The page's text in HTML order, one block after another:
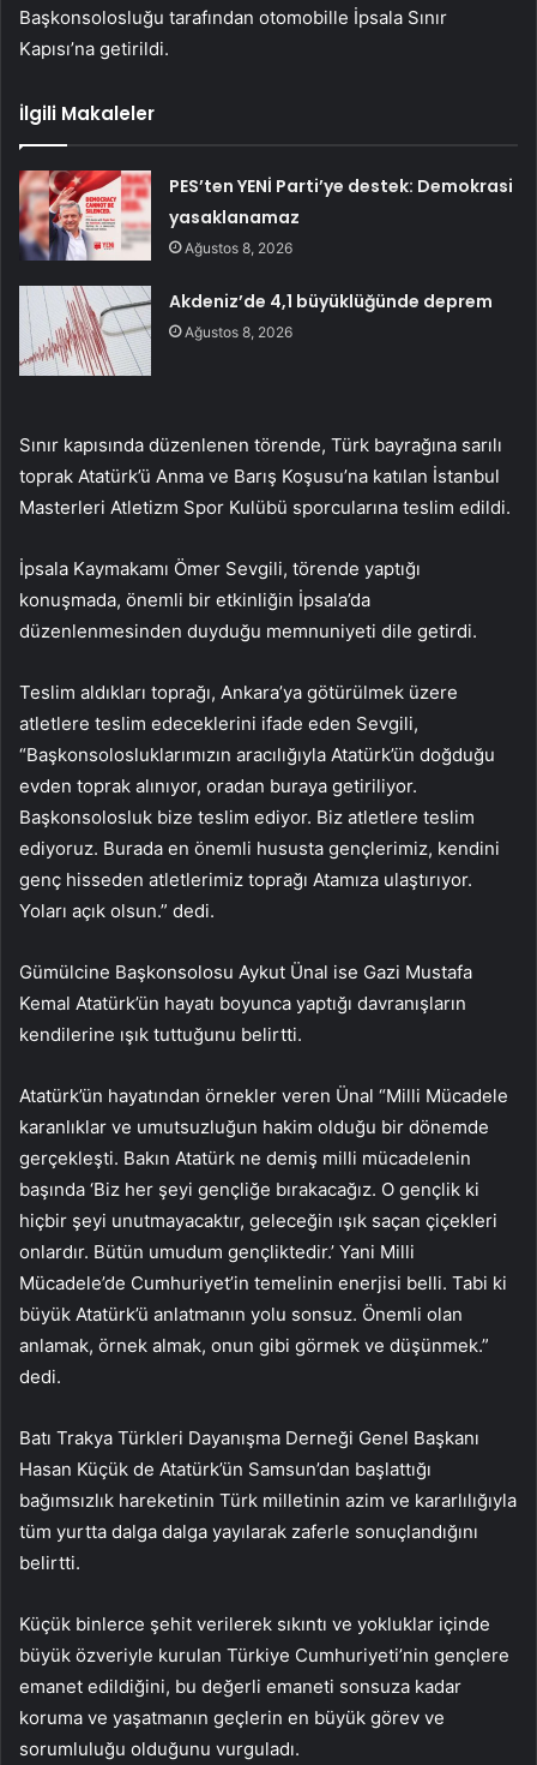
Başkonsolosluğu tarafından otomobille İpsala Sınır
Kapısı’na getirildi.
İlgili Makaleler
PES’ten YENİ Parti’ye destek: Demokrasi
yasaklanamaz
Ağustos 8, 2026
Akdeniz’de 4,1 büyüklüğünde deprem
Ağustos 8, 2026
Sınır kapısında düzenlenen törende, Türk bayrağına sarılı
toprak Atatürk’ü Anma ve Barış Koşusu’na katılan İstanbul
Masterleri Atletizm Spor Kulübü sporcularına teslim edildi.
İpsala Kaymakamı Ömer Sevgili, törende yaptığı
konuşmada, önemli bir etkinliğin İpsala’da
düzenlenmesinden duyduğu memnuniyeti dile getirdi.
Teslim aldıkları toprağı, Ankara’ya götürülmek üzere
atletlere teslim edeceklerini ifade eden Sevgili,
“Başkonsolosluklarımızın aracılığıyla Atatürk’ün doğduğu
evden toprak alınıyor, oradan buraya getiriliyor.
Başkonsolosluk bize teslim ediyor. Biz atletlere teslim
ediyoruz. Burada en önemli hususta gençlerimiz, kendini
genç hisseden atletlerimiz toprağı Atamıza ulaştırıyor.
Yoları açık olsun.” dedi.
Gümülcine Başkonsolosu Aykut Ünal ise Gazi Mustafa
Kemal Atatürk’ün hayatı boyunca yaptığı davranışların
kendilerine ışık tuttuğunu belirtti.
Atatürk’ün hayatından örnekler veren Ünal “Milli Mücadele
karanlıklar ve umutsuzluğun hakim olduğu bir dönemde
gerçekleşti. Bakın Atatürk ne demiş milli mücadelenin
başında ‘Biz her şeyi gençliğe bırakacağız. O gençlik ki
hiçbir şeyi unutmayacaktır, geleceğin ışık saçan çiçekleri
onlardır. Bütün umudum gençliktedir.’ Yani Milli
Mücadele’de Cumhuriyet’in temelinin enerjisi belli. Tabi ki
büyük Atatürk’ü anlatmanın yolu sonsuz. Önemli olan
anlamak, örnek almak, onun gibi görmek ve düşünmek.”
dedi.
Batı Trakya Türkleri Dayanışma Derneği Genel Başkanı
Hasan Küçük de Atatürk’ün Samsun’dan başlattığı
bağımsızlık hareketinin Türk milletinin azim ve kararlılığıyla
tüm yurtta dalga dalga yayılarak zaferle sonuçlandığını
belirtti.
Küçük binlerce şehit verilerek sıkıntı ve yokluklar içinde
büyük özveriyle kurulan Türkiye Cumhuriyeti’nin gençlere
emanet edildiğini, bu değerli emaneti sonsuza kadar
koruma ve yaşatmanın geçlerin en büyük görev ve
sorumluluğu olduğunu vurguladı.